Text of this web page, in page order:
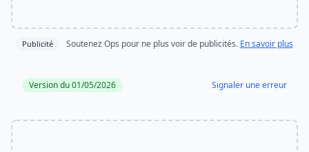
Publicité Soutenez Ops pour ne plus voir de publicités. En savoir plus
Version du 01/05/2026 Signaler une erreur